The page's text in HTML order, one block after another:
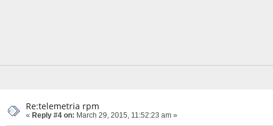
Re:telemetria rpm
« Reply #4 on: March 29, 2015, 11:52:23 am »